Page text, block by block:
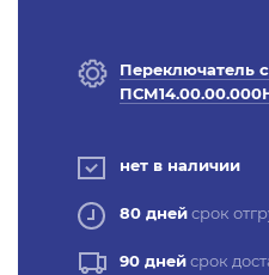
Переключатель
нет в наличии
80 днейсрок
90 днейсрок